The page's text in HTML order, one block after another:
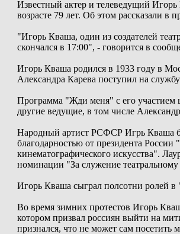
Известный актер и телеведущий
возрасте 79 лет. Об этом рассказали в
"Игорь Кваша, один из создателей
скончался в 17:00", - говорится в
Игорь Кваша родился в 1933 году в
Александра Карева поступил на
Программа "Жди меня" с его участием
другие ведущие, в том числе
Народный артист РСФСР Игрь Кваша
благодарностью от президента России
кинематографического искусства".
номинации "За служение театральному
Игорь Кваша сыграл полсотни ролей
Во время зимних протестов Игорь
котором призвал россиян выйти на
признался, что не может сам посетить